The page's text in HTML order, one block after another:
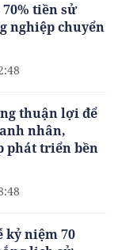
tiền sử
nghiệp chuyển
thuận lợi để
nhân,
phát triển bền
kỷ niệm 70